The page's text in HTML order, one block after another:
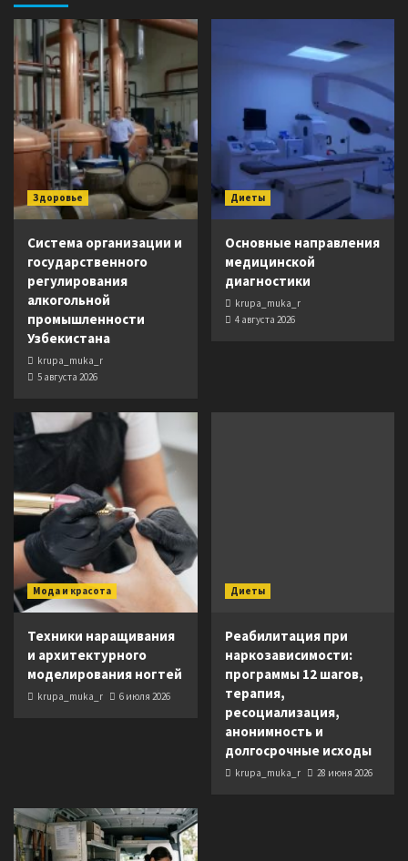
Здоровье
Система организации и
государственного
регулирования
алкогольной
промышленности
Узбекистана
krupa_muka_r
5 августа 2026
Диеты
Основные направления
медицинской
диагностики
krupa_muka_r
4 августа 2026
Мода и красота
Техники наращивания
и архитектурного
моделирования ногтей
krupa_muka_r 6 июля 2026
Диеты
Реабилитация при
наркозависимости:
программы 12 шагов,
терапия,
ресоциализация,
анонимность и
долгосрочные исходы
krupa_muka_r 28 июня 2026